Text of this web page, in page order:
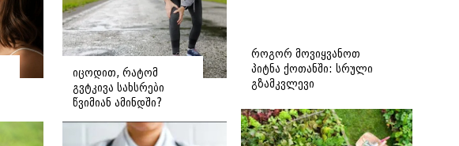
იცოდით, რატომ
გვტკივა სახსრები
წვიმიან ამინდში?
როგორ მოვიყვანოთ
პიტნა ქოთანში: სრული
გზამკვლევი